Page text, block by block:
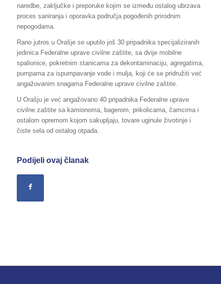
naredbe, zaključke i preporuke kojim se između ostalog ubrzava
proces saniranja i oporavka područja pogođenih prirodnim
nepogodama.
Rano jutros u Orašje se uputilo još 30 pripadnika specijaliziranih
jedinica Federalne uprave civilne zaštite, sa dvije mobilne
spalionice, pokretnim stanicama za dekontaminaciju, agregatima,
pumpama za ispumpavanje vode i mulja, koji će se pridružiti već
angažovanim snagama Federalne uprave civilne zaštite.
U Orašju je već angažovano 40 pripadnika Federalne uprave
civilne zaštite sa kamionoma, bagerom, prikolicama, čamcima i
ostalom opremom kojom sakupljaju, tovare uginule životinje i
čiste sela od ostalog otpada.
Podijeli ovaj članak